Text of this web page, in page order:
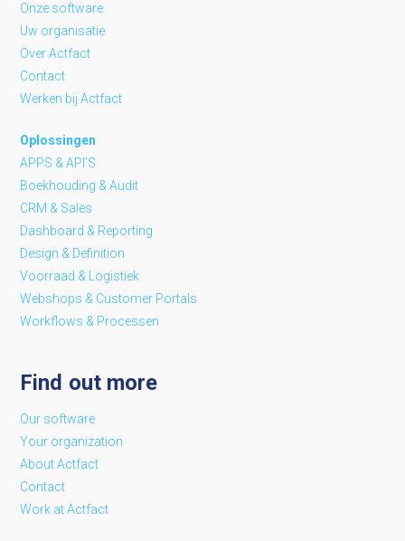
Onze software
Uw organisatie
Over Actfact
Contact
Werken bij Actfact
Oplossingen
APPS & API’S
Boekhouding & Audit
CRM & Sales
Dashboard & Reporting
Design & Definition
Voorraad & Logistiek
Webshops & Customer Portals
Workflows & Processen
Find out more
Our software
Your organization
About Actfact
Contact
Work at Actfact